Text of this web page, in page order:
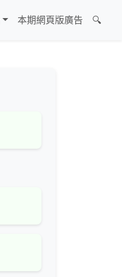
本期網頁版廣告 🔍